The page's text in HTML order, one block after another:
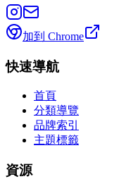
加到 Chrome
快速導航
首頁
分類導覽
品牌索引
主題標籤
資源